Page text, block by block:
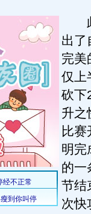
此
出了
完美
仅上
砍下
升之
比
明完
的一
节结
次快